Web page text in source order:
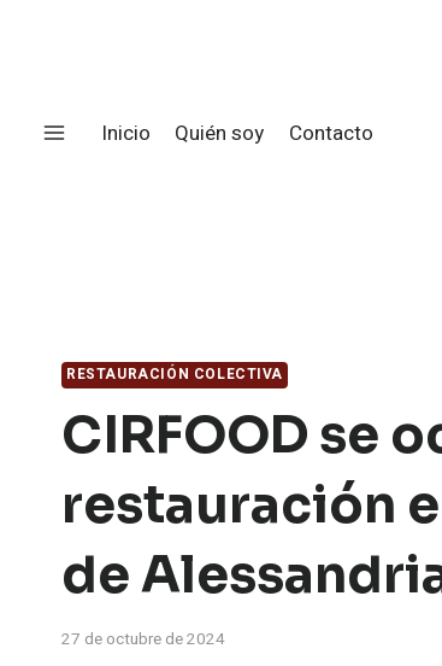
Inicio
Quién soy Contacto
RESTAURACIÓN COLECTIVA
CIRFOOD se
restauración
de
27 de octubre de 2024